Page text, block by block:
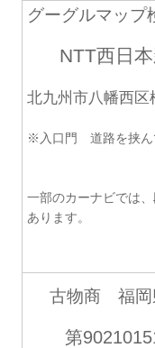
グーグルマップ
NTT西日本
北九州市八幡西区
※入口門 道路を挟ん
一部のカーナビでは
あります。
古物商 福岡
第